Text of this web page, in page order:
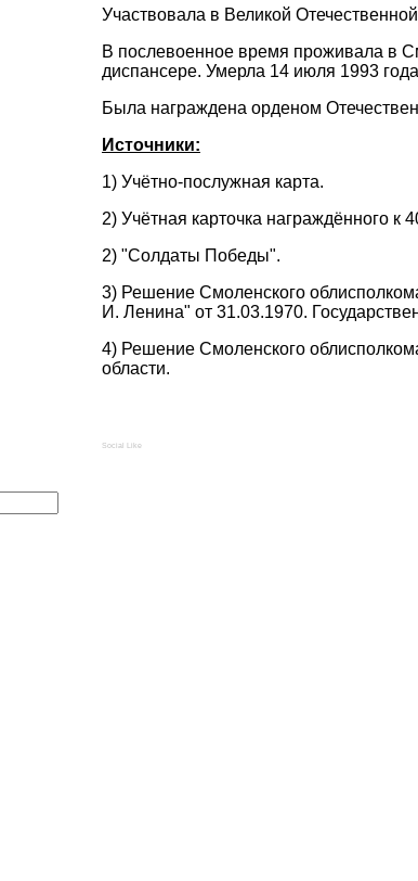
Участвовала в Великой
В послевоенное время проживала в
диспансере. Умерла 14 июля 1993
Была награждена орденом
Источники:
1) Учётно-послужная карта.
2) Учётная карточка награждённого к
2) "Солдаты Победы".
3) Решение Смоленского
И. Ленина" от 31.03.1970.
4) Решение Смоленского
области.
Social Like